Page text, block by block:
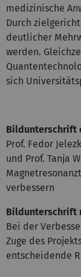
medizinische
Durch
deutlicher
werden.
sich
Bildunterschrift
Prof. Fedor
und Prof. Tanja
verbessern
Bildunterschrift
Bei der
Zuge des
entscheidende